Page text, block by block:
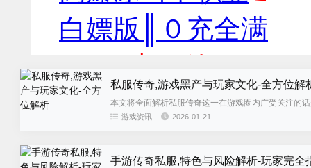
私服传奇,游戏黑产与玩家文化-全方位解
本文将全面解析私服传奇这一在游戏圈内广受关注的
行深入探讨，帮助读者全面了解这...
游戏资讯 2026-01-21
手游传奇私服,特色与风险解析-玩家完全